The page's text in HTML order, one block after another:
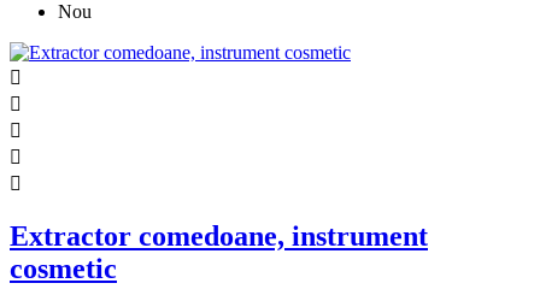
Nou





Extractor comedoane, instrument
cosmetic